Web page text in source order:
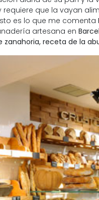
que la vayan
es lo que me comenta
artesana en
zanahoria, receta de la